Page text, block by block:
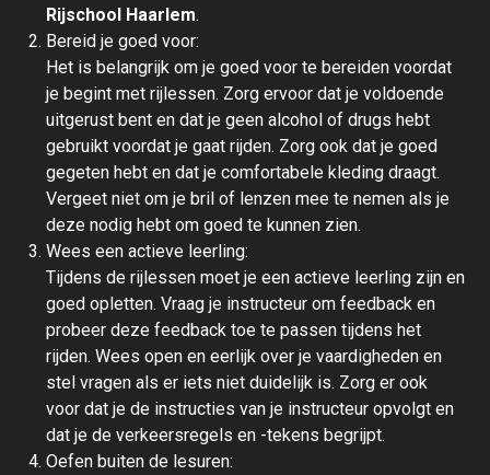
Rijschool Haarlem.
Bereid je goed voor:
Het is belangrijk om je goed voor te bereiden voordat
je begint met rijlessen. Zorg ervoor dat je voldoende
uitgerust bent en dat je geen alcohol of drugs hebt
gebruikt voordat je gaat rijden. Zorg ook dat je goed
gegeten hebt en dat je comfortabele kleding draagt.
Vergeet niet om je bril of lenzen mee te nemen als je
deze nodig hebt om goed te kunnen zien.
Wees een actieve leerling:
Tijdens de rijlessen moet je een actieve leerling zijn en
goed opletten. Vraag je instructeur om feedback en
probeer deze feedback toe te passen tijdens het
rijden. Wees open en eerlijk over je vaardigheden en
stel vragen als er iets niet duidelijk is. Zorg er ook
voor dat je de instructies van je instructeur opvolgt en
dat je de verkeersregels en -tekens begrijpt.
Oefen buiten de lesuren: